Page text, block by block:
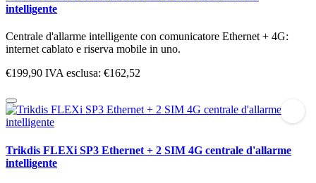
intelligente
Centrale d'allarme intelligente con comunicatore Ethernet + 4G:
internet cablato e riserva mobile in uno.
€199,90 IVA esclusa: €162,52
Trikdis FLEXi SP3 Ethernet + 2 SIM 4G centrale d'allarme
intelligente